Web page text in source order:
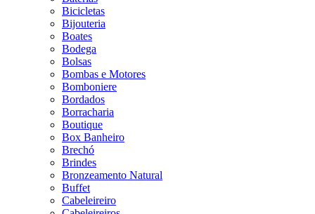
Bicicletas
Bijouteria
Boates
Bodega
Bolsas
Bombas e Motores
Bomboniere
Bordados
Borracharia
Boutique
Box Banheiro
Brechó
Brindes
Bronzeamento Natural
Buffet
Cabeleireiro